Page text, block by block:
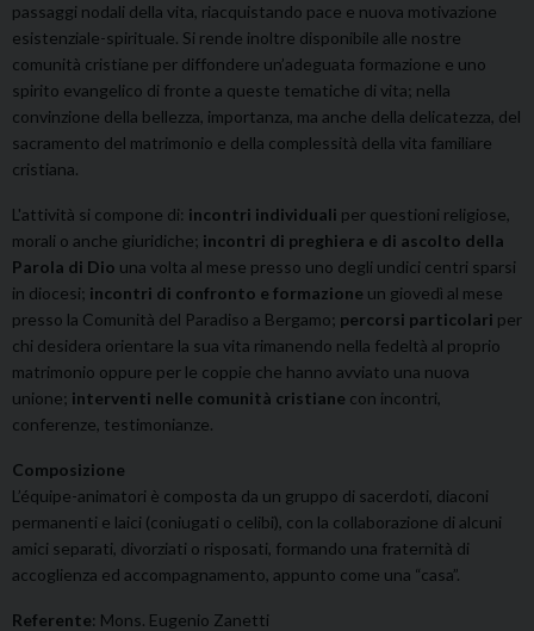
passaggi nodali della vita, riacquistando pace e nuova motivazione
esistenziale-spirituale. Si rende inoltre disponibile alle nostre
comunità cristiane per diffondere un’adeguata formazione e uno
spirito evangelico di fronte a queste tematiche di vita; nella
convinzione della bellezza, importanza, ma anche della delicatezza, del
sacramento del matrimonio e della complessità della vita familiare
cristiana.
L'attività si compone di: incontri individuali per questioni religiose,
morali o anche giuridiche; incontri di preghiera e di ascolto della
Parola di Dio una volta al mese presso uno degli undici centri sparsi
in diocesi; incontri di confronto e formazione un giovedì al mese
presso la Comunità del Paradiso a Bergamo; percorsi particolari per
chi desidera orientare la sua vita rimanendo nella fedeltà al proprio
matrimonio oppure per le coppie che hanno avviato una nuova
unione; interventi nelle comunità cristiane con incontri,
conferenze, testimonianze.
Composizione
L’équipe-animatori è composta da un gruppo di sacerdoti, diaconi
permanenti e laici (coniugati o celibi), con la collaborazione di alcuni
amici separati, divorziati o risposati, formando una fraternità di
accoglienza ed accompagnamento, appunto come una “casa”.
Referente: Mons. Eugenio Zanetti